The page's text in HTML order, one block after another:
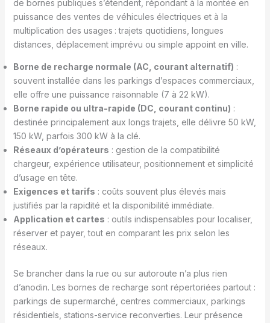
de bornes publiques s’étendent, répondant à la montée en
puissance des ventes de véhicules électriques et à la
multiplication des usages : trajets quotidiens, longues
distances, déplacement imprévu ou simple appoint en ville.
Borne de recharge normale (AC, courant alternatif) :
souvent installée dans les parkings d’espaces commerciaux,
elle offre une puissance raisonnable (7 à 22 kW).
Borne rapide ou ultra-rapide (DC, courant continu) :
destinée principalement aux longs trajets, elle délivre 50 kW,
150 kW, parfois 300 kW à la clé.
Réseaux d’opérateurs : gestion de la compatibilité
chargeur, expérience utilisateur, positionnement et simplicité
d’usage en tête.
Exigences et tarifs : coûts souvent plus élevés mais
justifiés par la rapidité et la disponibilité immédiate.
Application et cartes : outils indispensables pour localiser,
réserver et payer, tout en comparant les prix selon les
réseaux.
Se brancher dans la rue ou sur autoroute n’a plus rien
d’anodin. Les bornes de recharge sont répertoriées partout :
parkings de supermarché, centres commerciaux, parkings
résidentiels, stations-service reconverties. Leur présence